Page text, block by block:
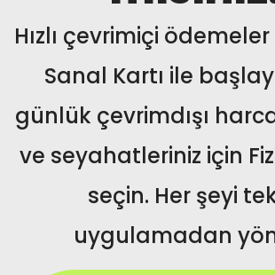
Hızlı çevrimiçi
Sanal Kartı ile
günlük çevrimdışı
ve seyahatleriniz için
seçin. Her şeyi
uygulamadan